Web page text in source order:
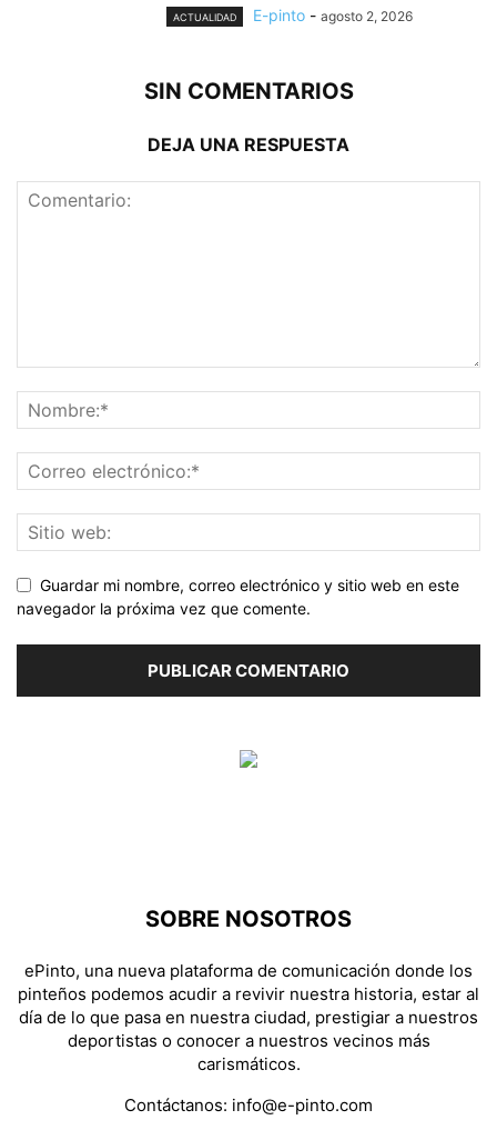
ACTUALIDAD E-pinto - agosto 2, 2026
SIN COMENTARIOS
DEJA UNA RESPUESTA
Guardar mi nombre, correo electrónico y sitio web en este
navegador la próxima vez que comente.
SOBRE NOSOTROS
ePinto, una nueva plataforma de comunicación donde los
pinteños podemos acudir a revivir nuestra historia, estar al
día de lo que pasa en nuestra ciudad, prestigiar a nuestros
deportistas o conocer a nuestros vecinos más
carismáticos.
Contáctanos: info@e-pinto.com